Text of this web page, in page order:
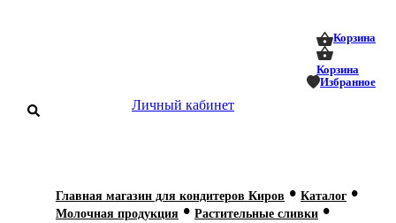
Корзина
Корзина
Избранное
Личный кабинет
Главная магазин для кондитеров Киров • Каталог •
Молочная продукция • Растительные сливки •